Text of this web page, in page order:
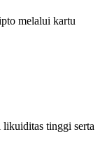
melalui kartu
tinggi serta